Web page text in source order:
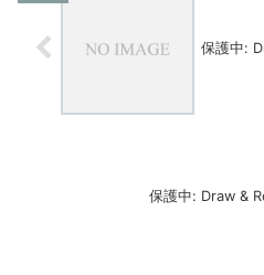
保護中:
保護中: Draw &